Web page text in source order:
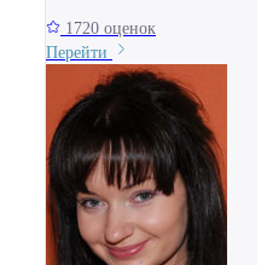
1720 оценок
Перейти